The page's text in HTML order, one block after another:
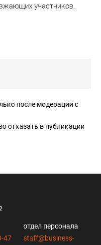
участников.
после модерации с
отказать в публикации
47
отдел персонала
staff@business-